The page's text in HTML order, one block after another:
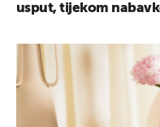
usput, tijekom